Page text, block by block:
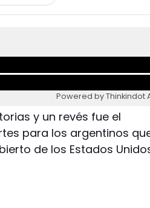
Powered by Thinkindot
y un revés fue el
para los argentinos
de los Estados